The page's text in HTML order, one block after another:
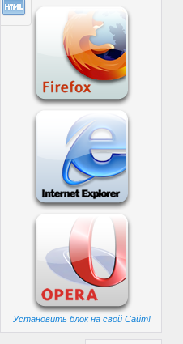
Установить блок на свой Сайт!